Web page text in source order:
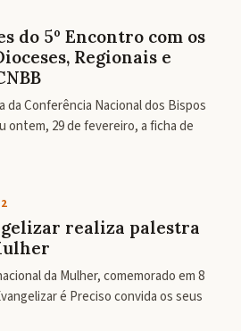
do 5º Encontro com os
Regionais e
da Conferência Nacional dos Bispos
ontem, 29 de fevereiro, a ficha de
realiza palestra
da Mulher, comemorado em 8
é Preciso convida os seus